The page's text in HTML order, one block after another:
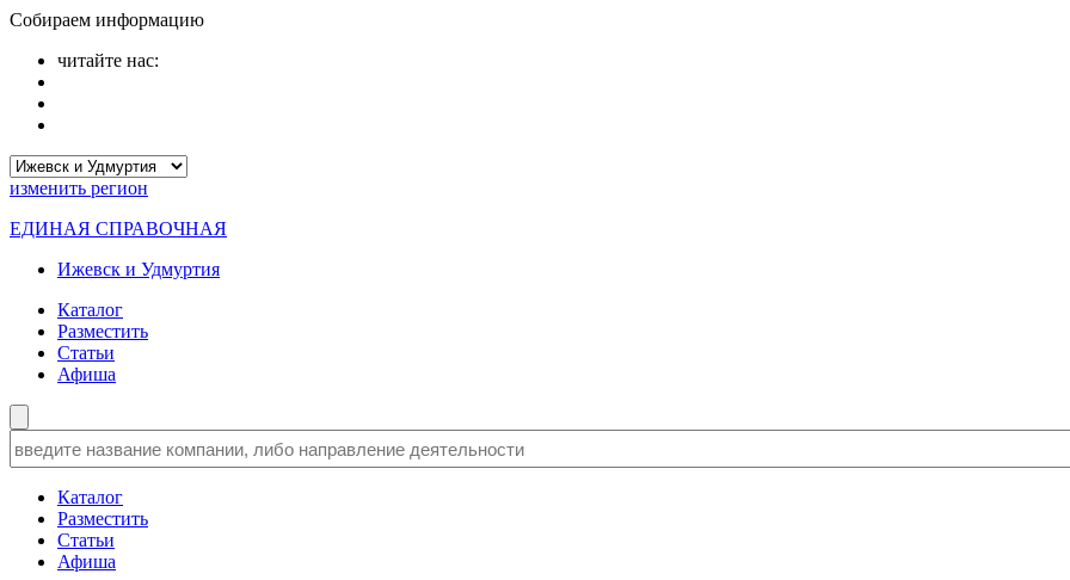
Собираем информацию
читайте нас:
изменить регион
ЕДИНАЯ СПРАВОЧНАЯ
Ижевск и Удмуртия
Каталог
Разместить
Статьи
Афиша
Каталог
Разместить
Статьи
Афиша